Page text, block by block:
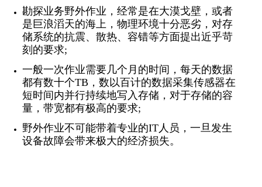
勘探业务野外作业，经常是在大漠戈壁，或者
是巨浪滔天的海上，物理环境十分恶劣，对存
储系统的抗震、散热、容错等方面提出近乎苛
刻的要求;
一般一次作业需要几个月的时间，每天的数据
都有数十个TB，数以百计的数据采集传感器在
短时间内并行持续地写入存储，对于存储的容
量，带宽都有极高的要求;
野外作业不可能带着专业的IT人员，一旦发生
设备故障会带来极大的经济损失。